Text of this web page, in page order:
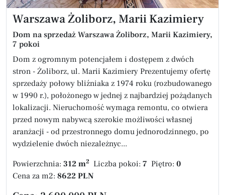
Warszawa Żoliborz, Marii Kazimiery
Dom na sprzedaż Warszawa Żoliborz, Marii Kazimiery,
7 pokoi
Dom z ogromnym potencjałem i dostępem z dwóch
stron - Żoliborz, ul. Marii Kazimiery Prezentujemy ofertę
sprzedaży połowy bliźniaka z 1974 roku (rozbudowanego
w 1990 r.), położonego w jednej z najbardziej pożądanych
lokalizacji. Nieruchomość wymaga remontu, co otwiera
przed nowym nabywcą szerokie możliwości własnej
aranżacji - od przestronnego domu jednorodzinnego, po
wydzielenie dwóch niezależnyc...
Powierzchnia: 312 m2 Liczba pokoi: 7 Piętro: 0
Cena za m2: 8622 PLN